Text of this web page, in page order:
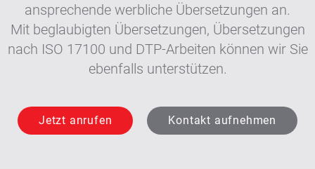
ansprechende werbliche Übersetzungen an.
Mit beglaubigten Übersetzungen, Übersetzungen
nach ISO 17100 und DTP-Arbeiten können wir Sie
ebenfalls unterstützen.
Jetzt anrufen Kontakt aufnehmen